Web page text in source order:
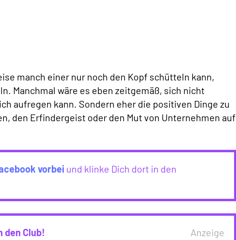
manch einer nur noch den Kopf schütteln kann,
Manchmal wäre es eben zeitgemäß, sich nicht
aufregen kann. Sondern eher die positiven Dinge zu
den Erfindergeist oder den Mut von Unternehmen auf
vorbei und klinke Dich dort in den
den Club! Anzeige